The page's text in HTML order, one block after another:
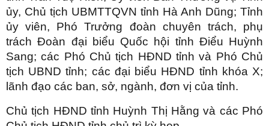
ủy, Chủ tịch UBMTTQVN tỉnh Hà Anh Dũng; Tỉnh
ủy viên, Phó Trưởng đoàn chuyên trách, phụ
trách Đoàn đại biểu Quốc hội tỉnh Điểu Huỳnh
Sang; các Phó Chủ tịch HĐND tỉnh và Phó Chủ
tịch UBND tỉnh; các đại biểu HĐND tỉnh khóa X;
lãnh đạo các ban, sở, ngành, đơn vị của tỉnh.
Chủ tịch HĐND tỉnh Huỳnh Thị Hằng và các Phó